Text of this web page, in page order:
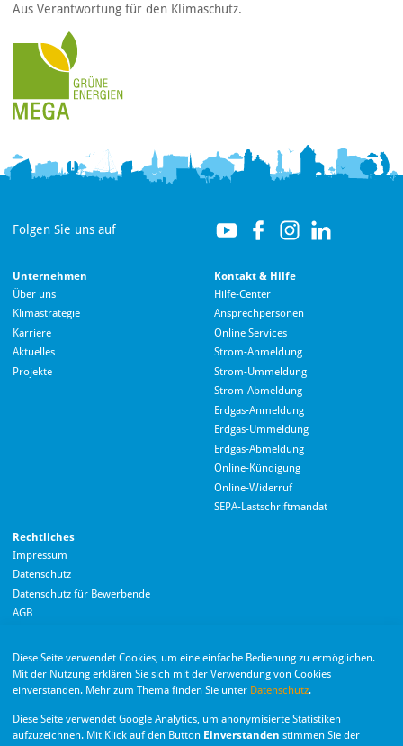
Aus Verantwortung für den Klimaschutz.
Folgen Sie uns auf
Unternehmen
Über uns
Klimastrategie
Karriere
Aktuelles
Projekte
Kontakt & Hilfe
Hilfe-Center
Ansprechpersonen
Online Services
Strom-Anmeldung
Strom-Ummeldung
Strom-Abmeldung
Erdgas-Anmeldung
Erdgas-Ummeldung
Erdgas-Abmeldung
Online-Kündigung
Online-Widerruf
SEPA-Lastschriftmandat
Rechtliches
Impressum
Datenschutz
Datenschutz für Bewerbende
AGB
GmbH ist eine Tochter­gesellschaft der Stadt Monheim
am Rhein.
Diese Seite verwendet Cookies, um eine einfache Bedienung zu ermöglichen.
Mit der Nutzung erklären Sie sich mit der Verwendung von Cookies
einverstanden. Mehr zum Thema finden Sie unter Datenschutz.
Diese Seite verwendet Google Analytics, um anonymisierte Statistiken
aufzuzeichnen. Mit Klick auf den Button Einverstanden stimmen Sie der
Wir nutzen Langdock zur Bereitstellung eines KI-Chatbots. Mit dem Laden des
Chatbots erklären Sie sich mit der
Datenschutzerklärung von Langdock
Chatbot laden